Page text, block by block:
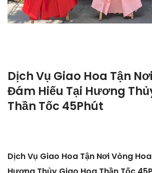
Dịch Vụ Giao Hoa Tận
Đám Hiếu Tại Hương
Thần Tốc 45Phút
Dịch Vụ Giao Hoa Tận Nơi Vòng